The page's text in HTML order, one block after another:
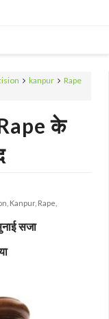
kanpur
Rape
के
Kanpur, Rape,
सजा